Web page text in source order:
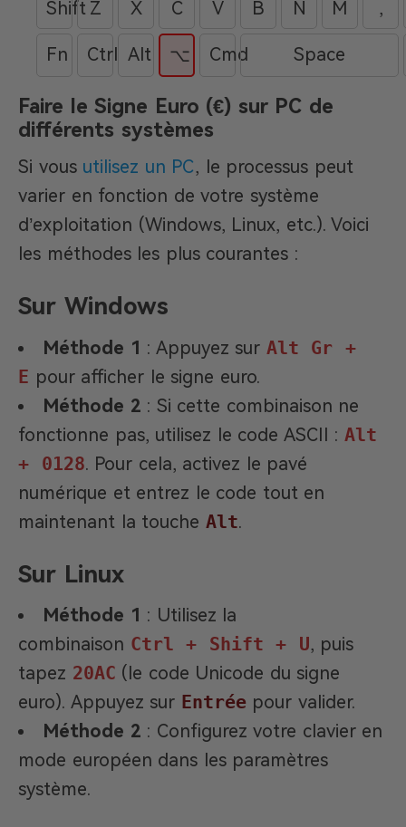
Shift Z X C V B N M ,
Fn Ctrl Alt ⌥ Cmd Space
Faire le Signe Euro (€) sur PC de
différents systèmes
Si vous utilisez un PC, le processus peut
varier en fonction de votre système
d’exploitation (Windows, Linux, etc.). Voici
les méthodes les plus courantes :
Sur Windows
Méthode 1 : Appuyez sur Alt Gr +
E pour afficher le signe euro.
Méthode 2 : Si cette combinaison ne
fonctionne pas, utilisez le code ASCII : Alt
+ 0128. Pour cela, activez le pavé
numérique et entrez le code tout en
maintenant la touche Alt.
Sur Linux
Méthode 1 : Utilisez la
combinaison Ctrl + Shift + U, puis
tapez 20AC (le code Unicode du signe
euro). Appuyez sur Entrée pour valider.
Méthode 2 : Configurez votre clavier en
mode européen dans les paramètres
système.